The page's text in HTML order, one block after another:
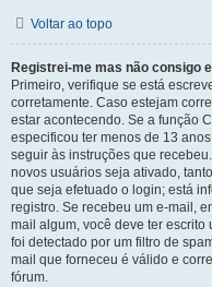
Voltar ao topo
Registrei-me mas não consigo
Primeiro, verifique se está
corretamente. Caso estejam
estar acontecendo. Se a função
especificou ter menos de 13
seguir às instruções que
novos usuários seja ativado,
que seja efetuado o login; está
registro. Se recebeu um e-mail,
mail algum, você deve ter
foi detectado por um filtro de
mail que forneceu é válido e
fórum.